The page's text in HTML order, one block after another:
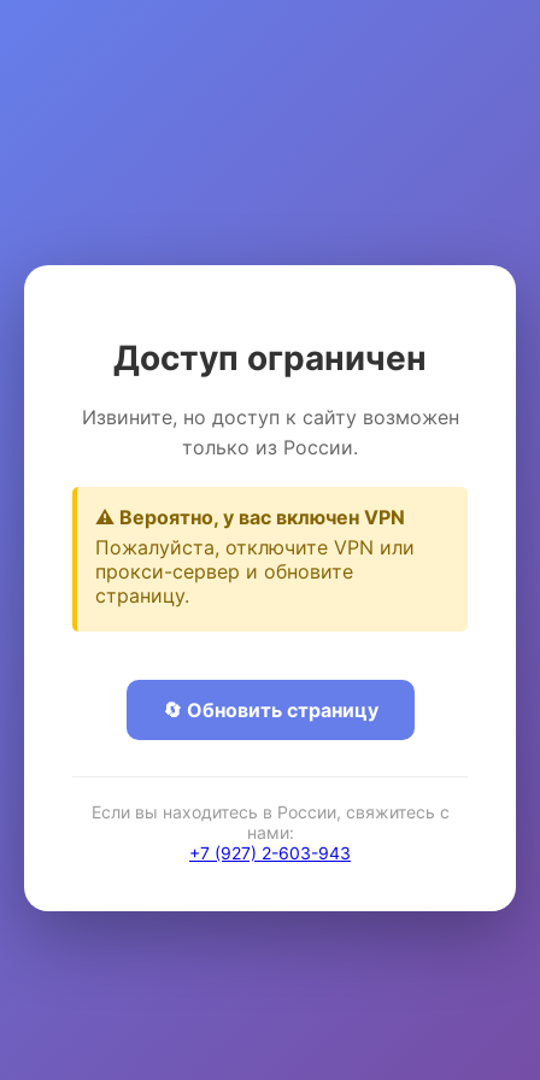
Доступ ограничен
Извините, но доступ к сайту возможен
только из России.
⚠️ Вероятно, у вас включен VPN
Пожалуйста, отключите VPN или
прокси-сервер и обновите
страницу.
🔄 Обновить страницу
Если вы находитесь в России, свяжитесь с
нами:
+7 (927) 2-603-943